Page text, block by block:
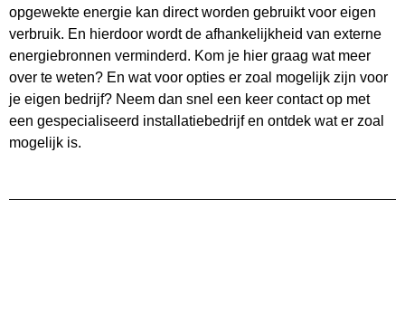
opgewekte energie kan direct worden gebruikt voor eigen
verbruik. En hierdoor wordt de afhankelijkheid van externe
energiebronnen verminderd. Kom je hier graag wat meer
over te weten? En wat voor opties er zoal mogelijk zijn voor
je eigen bedrijf? Neem dan snel een keer contact op met
een gespecialiseerd installatiebedrijf en ontdek wat er zoal
mogelijk is.